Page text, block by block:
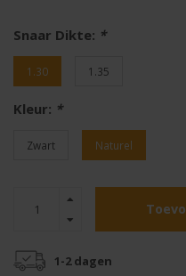
Snaar Dikte: *
1.30 1.35
Kleur: *
Zwart Naturel
1-2 dagen